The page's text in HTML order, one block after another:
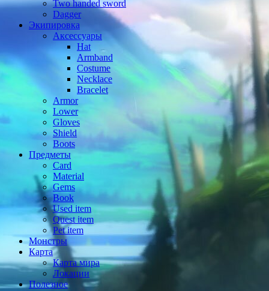
Two handed sword
Dagger
Экипировка
Аксессуары
Hat
Armband
Costume
Necklace
Bracelet
Armor
Lower
Gloves
Shield
Boots
Предметы
Card
Material
Gems
Book
Used item
Quest item
Pet item
Монстры
Карта
Карта мира
Локации
Полезное